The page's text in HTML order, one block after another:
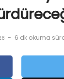
- 6 dk okuma